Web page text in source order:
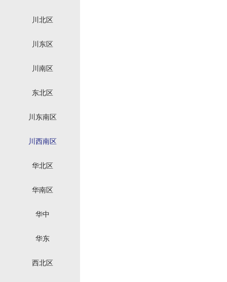
川北区
川东区
川南区
东北区
川东南区
川西南区
华北区
华南区
华中
华东
西北区